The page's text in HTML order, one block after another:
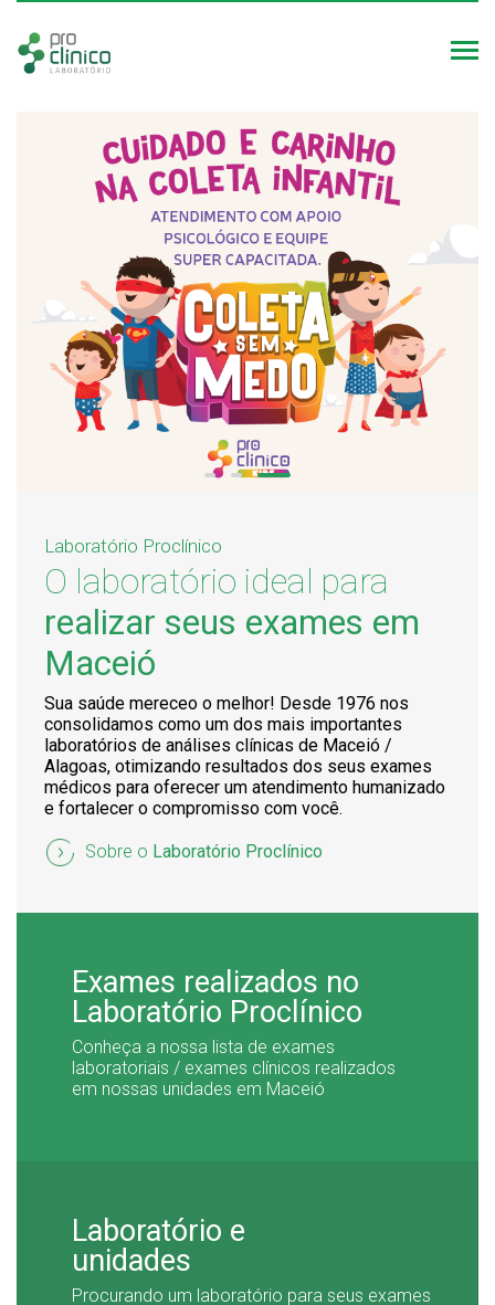
Laboratório Proclínico
O laboratório ideal para
realizar seus exames em
Maceió
Sua saúde mereceo o melhor! Desde 1976 nos
consolidamos como um dos mais importantes
laboratórios de análises clínicas de Maceió /
Alagoas, otimizando resultados dos seus exames
médicos para oferecer um atendimento humanizado
e fortalecer o compromisso com você.
Sobre o Laboratório Proclínico
Exames realizados no
Laboratório Proclínico
Conheça a nossa lista de exames
laboratoriais / exames clínicos realizados
em nossas unidades em Maceió
Laboratório e
unidades
Procurando um laboratório para seus exames